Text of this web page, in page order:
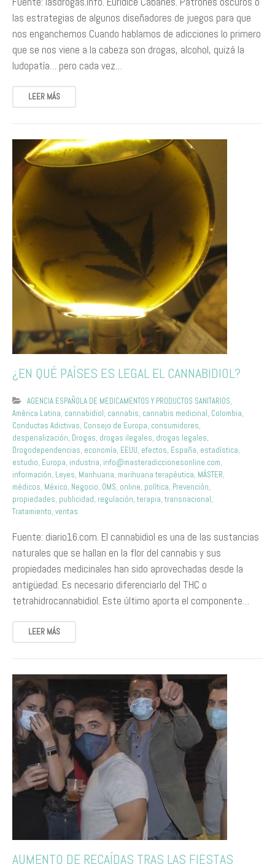
las estrategias de algunos diseñadores de juegos para que
nos enganchemos Cuando hablamos de adicciones lo primero
que se nos viene a la cabeza son drogas, alcohol, quizá la
ludopatía… pero cada vez…
LEER MÁS
¿EN QUÉ PAÍSES ES LEGAL EL CANNABIDIOL?
AGENCIA ESPAÑOLA DE MEDICAMENTOS Y PRODUCTOS SANITARIOS,
América Latina, cannabidiol, cannabis, cannabis medicinal, Colombia,
Conductas Adictivas, Consejo de Europa, consumidores,
despenalización, Drogas, drogas ilegales, drogas legales,
Drogodependencias, economía, EEUU, efectos, España, estadística,
estudio, Europa, industria, info@masteradiccionesonline.com,
información, Leyes, Marihuana, marihuana terapéutica, MÁSTER,
médicos, México, Negocio, OMS, online, política, Prevención,
propiedades, publicidad, regulación, terapia, transnacional,
Tratamiento, ventas
Fuente: diario16.com. El cannabidiol es una de las sustancias
naturales que se hallan en la flor del cannabis y sus
propiedades medicinales han sido aprovechadas desde la
antigüedad. Es necesario diferenciarlo del THC o
tetrahidrocannabidiol. Este último aporta el componente…
LEER MÁS
AUMENTO DE RECAÍDAS TRAS LAS FIESTAS